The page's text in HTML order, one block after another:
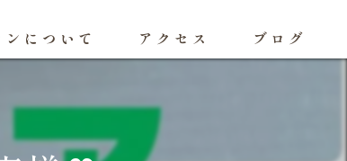
ンについて
ネイルケア
アクセス ブログ